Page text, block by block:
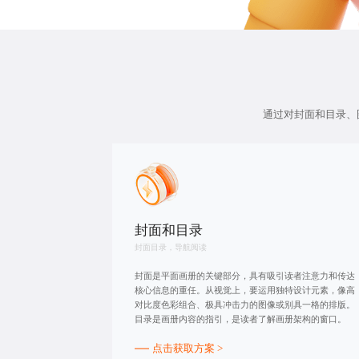
通过对封面和目录
封面和目录
封面目录，导航阅读
封面是平面画册的关键部分，具有吸引读者注意力和传达
核心信息的重任。从视觉上，要运用独特设计元素，像高
对比度色彩组合、极具冲击力的图像或别具一格的排版。
目录是画册内容的指引，是读者了解画册架构的窗口。
点击获取方案 >